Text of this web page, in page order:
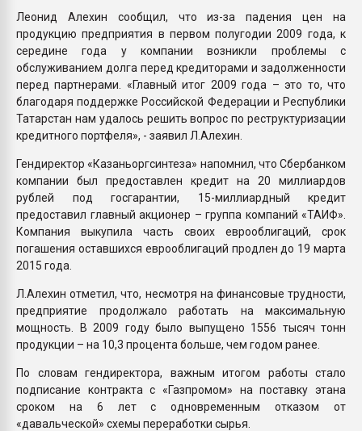
Леонид Алехин сообщил, что из-за падения цен на
продукцию предприятия в первом полугодии 2009 года, к
середине года у компании возникли проблемы с
обслуживанием долга перед кредиторами и задолженности
перед партнерами. «Главный итог 2009 года – это то, что
благодаря поддержке Российской Федерации и Республики
Татарстан нам удалось решить вопрос по реструктуризации
кредитного портфеля», - заявил Л.Алехин.
Гендиректор «Казаньоргсинтеза» напомнил, что Сбербанком
компании был предоставлен кредит на 20 миллиардов
рублей под госгарантии, 15-миллиардный кредит
предоставил главный акционер – группа компаний «ТАИФ».
Компания выкупила часть своих еврооблигаций, срок
погашения оставшихся еврооблигаций продлен до 19 марта
2015 года.
Л.Алехин отметил, что, несмотря на финансовые трудности,
предприятие продолжало работать на максимальную
мощность. В 2009 году было выпущено 1556 тысяч тонн
продукции – на 10,3 процента больше, чем годом ранее.
По словам гендиректора, важным итогом работы стало
подписание контракта с «Газпромом» на поставку этана
сроком на 6 лет с одновременным отказом от
«давальческой» схемы переработки сырья.